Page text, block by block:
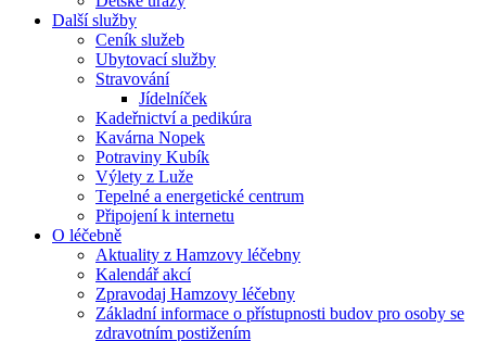
Další služby
Ceník služeb
Ubytovací služby
Stravování
Jídelníček
Kadeřnictví a pedikúra
Kavárna Nopek
Potraviny Kubík
Výlety z Luže
Tepelné a energetické centrum
Připojení k internetu
O léčebně
Aktuality z Hamzovy léčebny
Kalendář akcí
Zpravodaj Hamzovy léčebny
Základní informace o přístupnosti budov pro osoby se
zdravotním postižením